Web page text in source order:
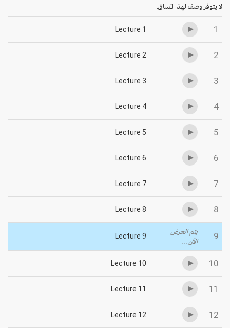
لا يتوفر وصف لهذا المساق.
1
Lecture 1
2
Lecture 2
3
Lecture 3
4
Lecture 4
5
Lecture 5
6
Lecture 6
7
Lecture 7
8
Lecture 8
9
يتم العرض
الآن...
Lecture 9
10
Lecture 10
11
Lecture 11
12
Lecture 12